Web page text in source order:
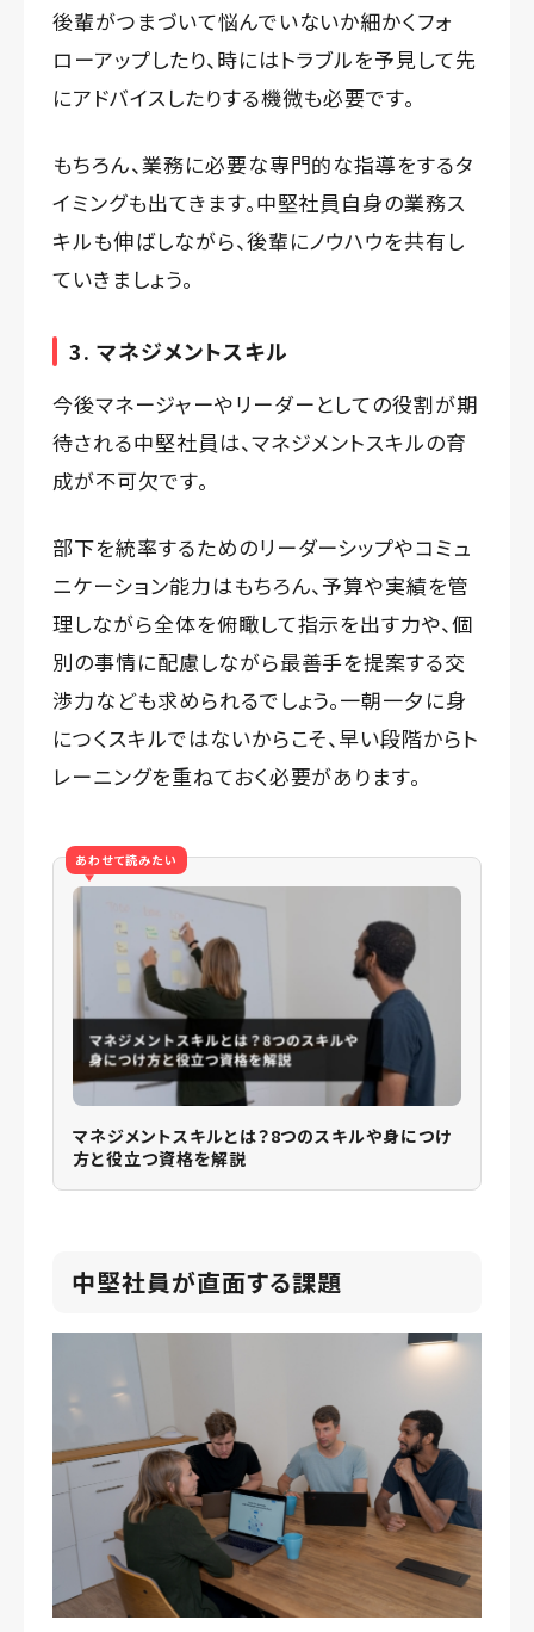
後輩がつまづいて悩んでいないか細かくフォ
ローアップしたり、時にはトラブルを予見して先
にアドバイスしたりする機微も必要です。
もちろん、業務に必要な専門的な指導をするタ
イミングも出てきます。中堅社員自身の業務ス
キルも伸ばしながら、後輩にノウハウを共有し
ていきましょう。
3. マネジメントスキル
今後マネージャーやリーダーとしての役割が期
待される中堅社員は、マネジメントスキルの育
成が不可欠です。
部下を統率するためのリーダーシップやコミュ
ニケーション能力はもちろん、予算や実績を管
理しながら全体を俯瞰して指示を出す力や、個
別の事情に配慮しながら最善手を提案する交
渉力なども求められるでしょう。一朝一夕に身
につくスキルではないからこそ、早い段階からト
レーニングを重ねておく必要があります。
あわせて読みたい
マネジメントスキルとは？8つのスキルや身につけ
方と役立つ資格を解説
中堅社員が直面する課題